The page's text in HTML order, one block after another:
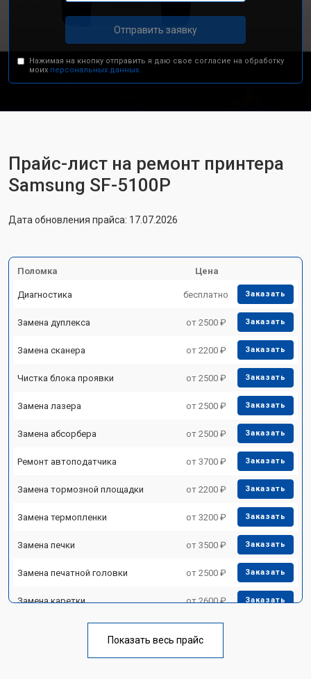
Отправить заявку
Нажимая на кнопку отправить я даю свое согласие на обработку
моих персональных данных.
Прайс-лист на ремонт принтера
Samsung SF-5100P
Дата обновления прайса: 17.07.2026
Поломка Цена
Диагностика бесплатно Заказать
Замена дуплекса от 2500 ₽ Заказать
Замена сканера от 2200 ₽ Заказать
Чистка блока проявки от 2500 ₽ Заказать
Замена лазера от 2500 ₽ Заказать
Замена абсорбера от 2500 ₽ Заказать
Ремонт автоподатчика от 3700 ₽ Заказать
Замена тормозной площадки от 2200 ₽ Заказать
Замена термопленки от 3200 ₽ Заказать
Замена печки от 3500 ₽ Заказать
Замена печатной головки от 2500 ₽ Заказать
Замена каретки от 2600 ₽ Заказать
Замена блока питания от 2300 ₽
Показать весь прайс